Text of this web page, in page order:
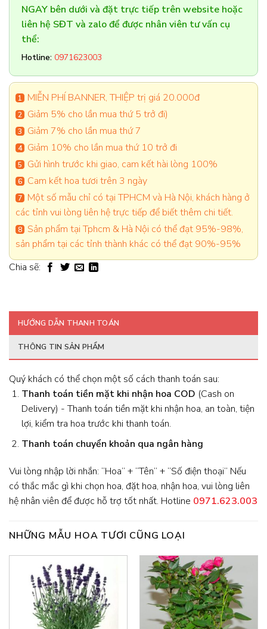
NGAY bên dưới và đặt trực tiếp trên website hoặc
liên hệ SĐT và zalo để được nhân viên tư vấn cụ
thể:
Hotline: 0971623003
MIỄN PHÍ BANNER, THIỆP trị giá 20.000đ
Giảm 5% cho lần mua thứ 5 trở đi)
Giảm 7% cho lần mua thứ 7
Giảm 10% cho lần mua thứ 10 trở đi
Gửi hình trước khi giao, cam kết hài lòng 100%
Cam kết hoa tươi trên 3 ngày
Một số mẫu chỉ có tại TPHCM và Hà Nội, khách hàng ở
các tỉnh vui lòng liên hệ trực tiếp để biết thêm chi tiết.
Sản phẩm tại Tphcm & Hà Nội có thể đạt 95%-98%,
sản phẩm tại các tỉnh thành khác có thể đạt 90%-95%
Chia sẽ:
HƯỚNG DẪN THANH TOÁN
THÔNG TIN SẢN PHẨM
Quý khách có thể chọn một số cách thanh toán sau:
Thanh toán tiền mặt khi nhận hoa COD (Cash on
Delivery) - Thanh toán tiền mặt khi nhận hoa, an toàn, tiện
lợi, kiểm tra hoa trước khi thanh toán.
Thanh toán chuyển khoản qua ngân hàng
Vui lòng nhập lời nhắn: “Hoa” + “Tên” + “Số điện thoại” Nếu
có thắc mắc gì khi chọn hoa, đặt hoa, nhận hoa, vui lòng liên
hệ nhân viên để được hỗ trợ tốt nhất. Hotline 0971.623.003
NHỮNG MẪU HOA TƯƠI CŨNG LOẠI